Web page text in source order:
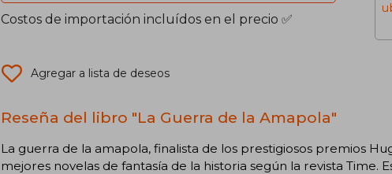
Costos de importación incluídos en el precio ✅
Agregar a lista de deseos
Reseña del libro "La Guerra de la Amapola"
La guerra de la amapola, finalista de los prestigiosos premios
mejores novelas de fantasía de la historia según la revista Time.